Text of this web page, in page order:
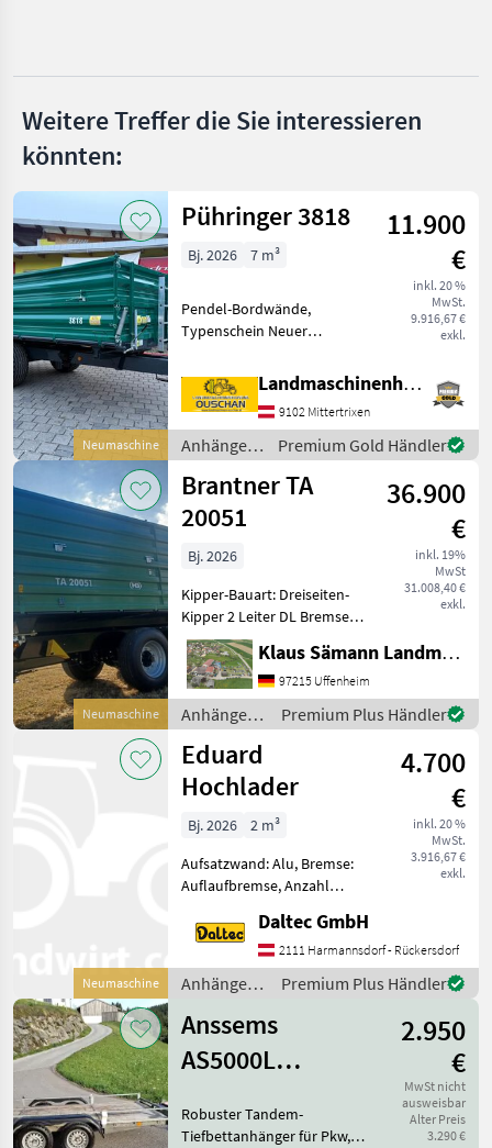
Viehanhänger
MARKTPLATZ
Marktplatz Händlerangebote
Weitere Treffer die Sie interessieren
könnten:
Neumaschine
Pühringer 3818
11.900
€
inkl. 20 %
MwSt.
9.916,67 €
exkl.
Bj. 2026 7 m³
Pendel-Bordwände,
Typenschein Neuer
3818 - Eigengewicht 1480kg
- Nutzlast 6000kg -
Brückenmaße
3850x1820mm -
Pendelaufsatzwand - Gru
Landmaschinenhandel Ouschan Anton
9102 Mittertrixen
Anhänger /
Pühringer
Premium Gold Händler
Neumaschine
Brantner TA
20051
36.900
€
inkl. 19%
MwSt
31.008,40 €
exkl.
Bj. 2026
Kipper-Bauart: Dreiseiten-
Kipper 2 Leiter DL Bremse
mit ALB, Abnehmbarer
Lampenschutz, autom.
Anhängekupplung, Öl und
Luft hinten, Planenaufbau
mit Rollplane, Bedien
Klaus Sämann Landmaschinen Fachbetrieb GmbH
97215 Uffenheim
Anhänger /
Brantner
Premium Plus Händler
Neumaschine
Eduard
Hochlader
4.700
€
inkl. 20 %
MwSt.
3.916,67 €
exkl.
Bj. 2026
2 m³
Aufsatzwand: Alu, Bremse:
Auflaufbremse, Anzahl
Bordwand: Alu,
Typenschein, Verzurröse,
Verladerampe, Typenschein
Hochlader mit Rampen
406x200x30 3000
Daltec GmbH
2111 Harmannsdorf - Rückersdorf
Anhänger /
Premium Plus Händler
Anssems
AS5000L
2.800 kg
2.950
€
MwSt nicht
ausweisbar
Alter Preis
3.290 €
Robuster Tandem-
Tiefbettanhänger für Pkw,